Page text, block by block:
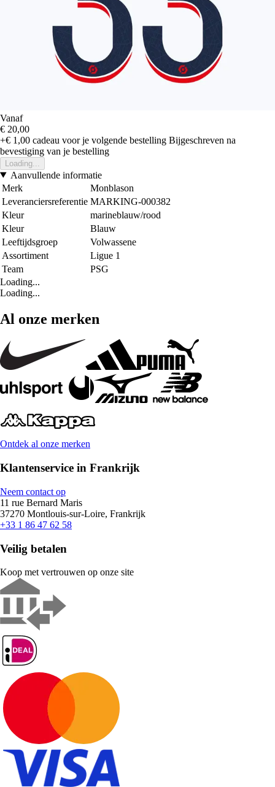
Vanaf
€ 20,00
+€ 1,00 cadeau voor je volgende bestelling Bijgeschreven na
bevestiging van je bestelling
Loading...
Aanvullende informatie
Merk
Monblason
Leveranciersreferentie MARKING-000382
Kleur
marineblauw/rood
Kleur
Blauw
Leeftijdsgroep
Volwassene
Assortiment
Ligue 1
Team
PSG
Loading...
Loading...
Al onze merken
Ontdek al onze merken
Klantenservice in Frankrijk
Neem contact op
11 rue Bernard Maris
37270 Montlouis-sur-Loire, Frankrijk
+33 1 86 47 62 58
Veilig betalen
Koop met vertrouwen op onze site